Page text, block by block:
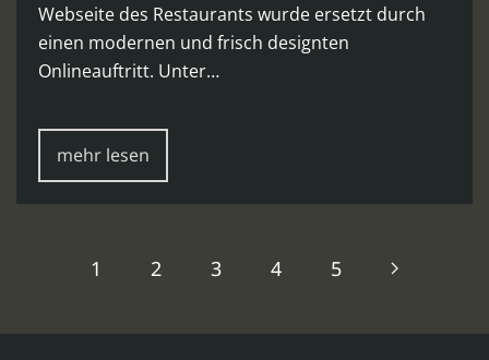
Webseite des Restaurants wurde ersetzt durch
einen modernen und frisch designten
Onlineauftritt. Unter…
mehr lesen
1 2 3 4 5